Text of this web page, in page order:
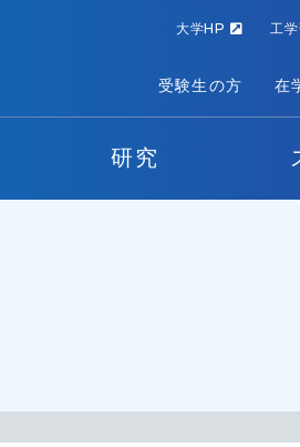
研究
大学HP 工
受験生の方 在